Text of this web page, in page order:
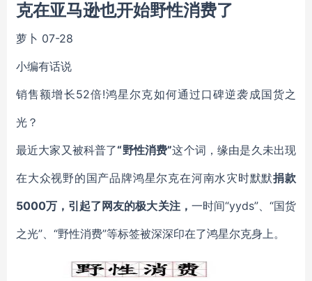
克在亚马逊也开始野性消费了
萝卜 07-28
小编有话说
销售额增长52倍!鸿星尔克如何通过口碑逆袭成国货之
光？
最近大家又被科普了“野性消费”这个词，缘由是久未出现
在大众视野的国产品牌鸿星尔克在河南水灾时默默捐款
5000万，引起了网友的极大关注， 一时间“yyds”、 “国货
之光”、 “野性消费”等标签被深深印在了鸿星尔克身上。